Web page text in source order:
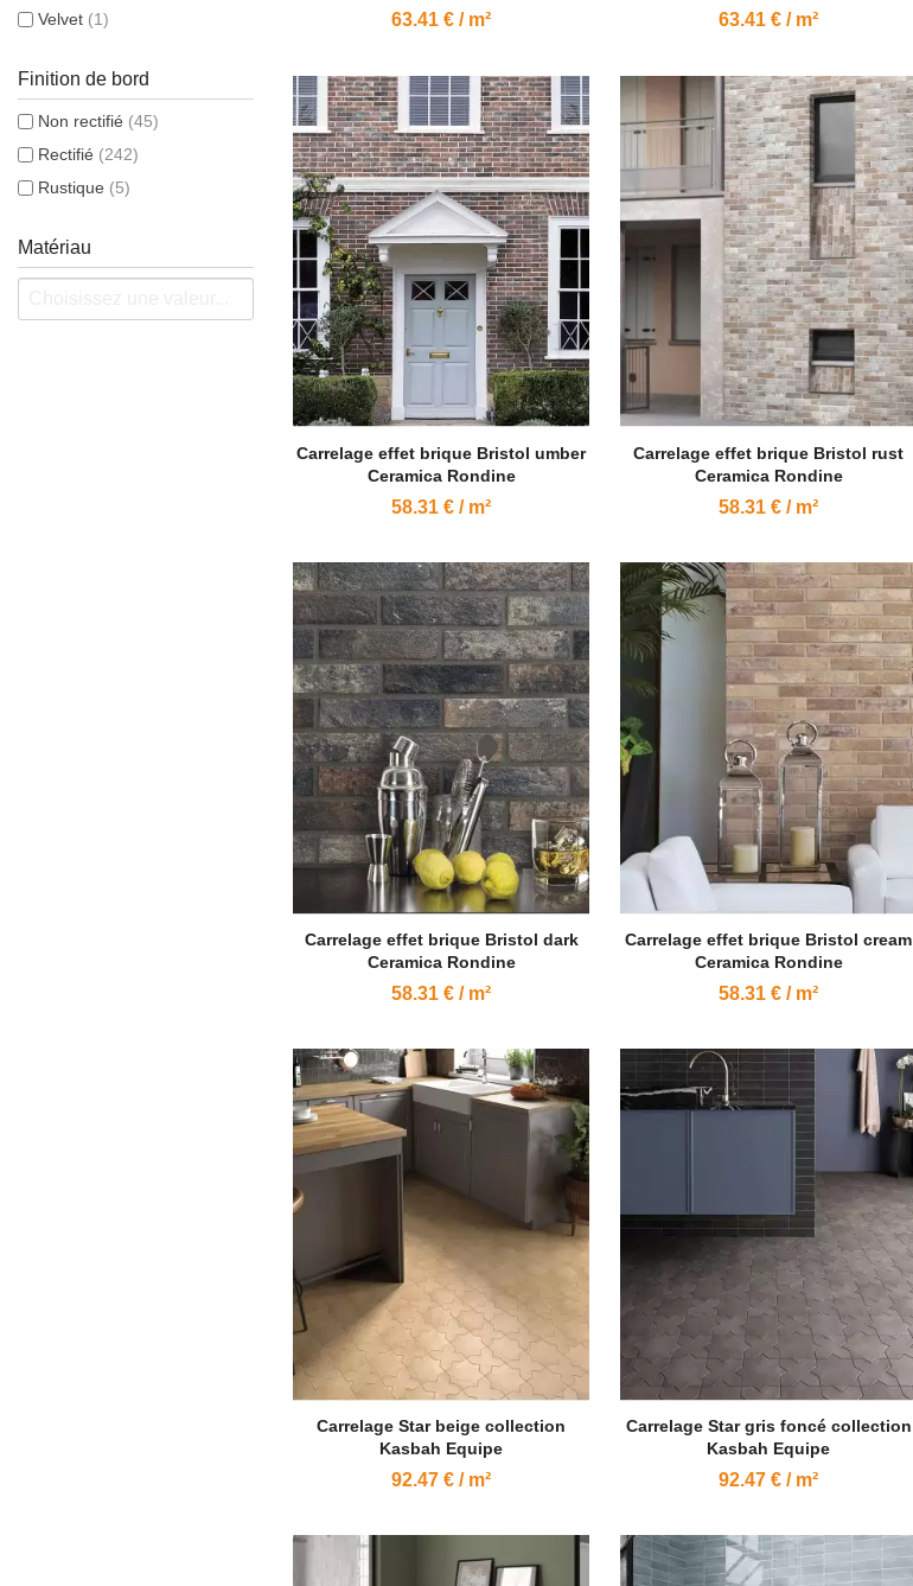
Velvet (1)
Finition de bord
Non rectifié (45)
Rectifié (242)
Rustique (5)
Matériau
63.41 € / m² 63.41 € / m²
Carrelage effet brique Bristol umber
Ceramica Rondine
58.31 € / m²
Carrelage effet brique Bristol rust
Ceramica Rondine
58.31 € / m²
Carrelage effet brique Bristol dark
Ceramica Rondine
58.31 € / m²
Carrelage effet brique Bristol cream
Ceramica Rondine
58.31 € / m²
Carrelage Star beige collection
Kasbah Equipe
92.47 € / m²
Carrelage Star gris foncé collection
Kasbah Equipe
92.47 € / m²